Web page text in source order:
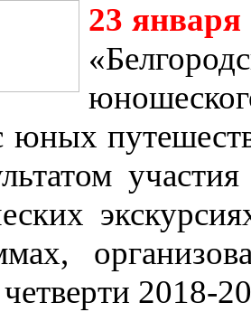
23 января
юных
2018-